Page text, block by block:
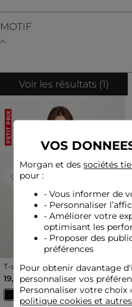
MOTIF
Voir les résultats (1)
PETIT PRIX
Previous
T-shirt manches longues
côtelé noir femme
19,00 €
VOS
Morgan et dessociétés
pour :
- Vous informer de
- Personnaliser
- Améliorer votre
optimisant les
- Proposer des
préférences
Pour obtenir davantage
personnaliser vos
Personnaliser votre choix
politique cookies et